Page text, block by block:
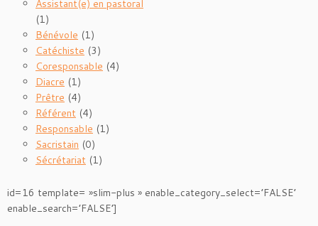
Assistant(e) en pastoral
(1)
Bénévole (1)
Catéchiste (3)
Coresponsable (4)
Diacre (1)
Prêtre (4)
Référent (4)
Responsable (1)
Sacristain (0)
Sécrétariat (1)
id=16 template= »slim-plus » enable_category_select=’FALSE’
enable_search=’FALSE’]